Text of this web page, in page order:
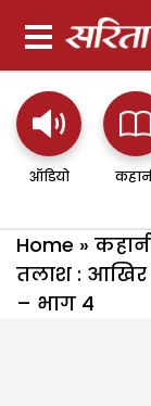
ऑडियो
Home »
तलाश : आखिर
– भाग 4